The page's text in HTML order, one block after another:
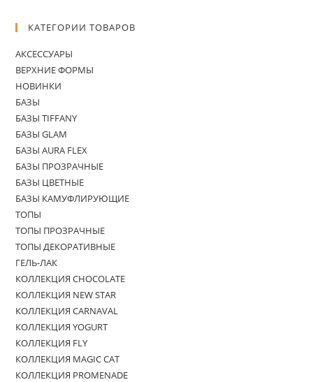
КАТЕГОРИИ ТОВАРОВ
АКСЕССУАРЫ
ВЕРХНИЕ ФОРМЫ
НОВИНКИ
БАЗЫ
БАЗЫ TIFFANY
БАЗЫ GLAM
БАЗЫ AURA FLEX
БАЗЫ ПРОЗРАЧНЫЕ
БАЗЫ ЦВЕТНЫЕ
БАЗЫ КАМУФЛИРУЮЩИЕ
ТОПЫ
ТОПЫ ПРОЗРАЧНЫЕ
ТОПЫ ДЕКОРАТИВНЫЕ
ГЕЛЬ-ЛАК
КОЛЛЕКЦИЯ CHOCOLATE
КОЛЛЕКЦИЯ NEW STAR
КОЛЛЕКЦИЯ CARNAVAL
КОЛЛЕКЦИЯ YOGURT
КОЛЛЕКЦИЯ FLY
КОЛЛЕКЦИЯ MAGIC CAT
КОЛЛЕКЦИЯ PROMENADE